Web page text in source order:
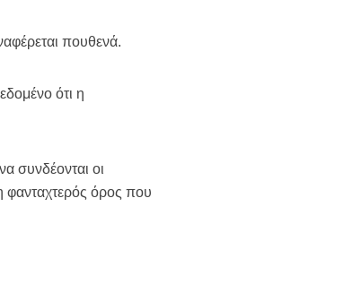
πουθενά.
ότι η
συνδέονται οι
φανταχτερός όρος που